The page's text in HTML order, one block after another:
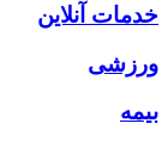
خدمات آنلاین
ورزشی
بیمه